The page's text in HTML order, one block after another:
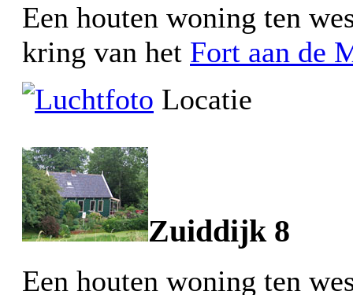
Een houten woning ten
kring van het Fort aan de
Locatie
Zuiddijk 8
Een houten woning ten